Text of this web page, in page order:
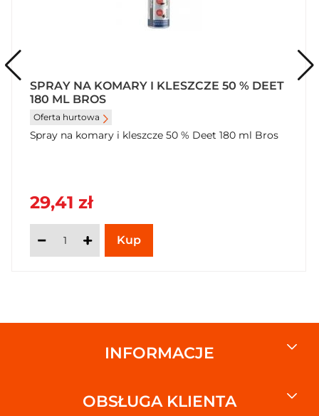
Wymagana wysokość na półce: 170
Wymagana głębokość na półce: 45
Waga
Waga brutto: 92
Jednostka sprzedażowa
Wysokość: 170
Adres producenta
Podmiot odpowiedzialny i producent: BROS Sp. z o.o. sp. k.
ul. Karpia 24, 61-619 Poznań tel.: (61) 826 25 12 e-mail:
biuro@bros.pl www.bros.pl
Telefon kontaktowy
Adres internetowy
SPRAY NA KOMARY I KLESZCZE 50 % DEET
180 ML BROS
Oferta hurtowa
Spray na komary i kleszcze 50 % Deet 180 ml Bros
29,41 zł
INFORMACJE
OBSŁUGA KLIENTA